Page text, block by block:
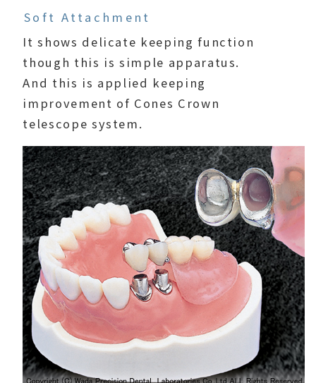
Soft Attachment
It shows delicate keeping function
though this is simple apparatus.
And this is applied keeping
improvement of Cones Crown
telescope system.